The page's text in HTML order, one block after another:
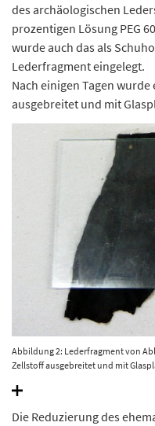
des archäologischen
prozentigen Lösung PEG
wurde auch das als
Lederfragment eingelegt.
Nach einigen Tagen
ausgebreitet und mit
Abbildung 2: Lederfragment von
Zellstoff ausgebreitet und mit
Die Reduzierung des